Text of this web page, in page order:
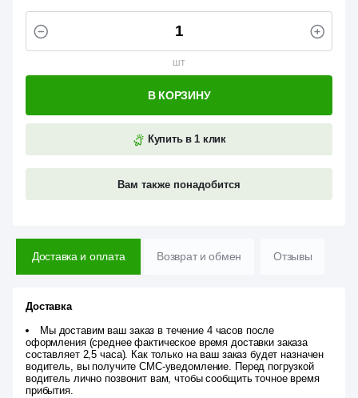
шт
Купить в 1 клик
Вам также понадобится
В КОРЗИНУ
Доставка и оплата Возврат и обмен Отзывы
Доставка
Мы доставим ваш заказ в течение 4 часов после
оформления (среднее фактическое время доставки заказа
составляет 2,5 часа). Как только на ваш заказ будет назначен
водитель, вы получите СМС-уведомление. Перед погрузкой
водитель лично позвонит вам, чтобы сообщить точное время
прибытия.